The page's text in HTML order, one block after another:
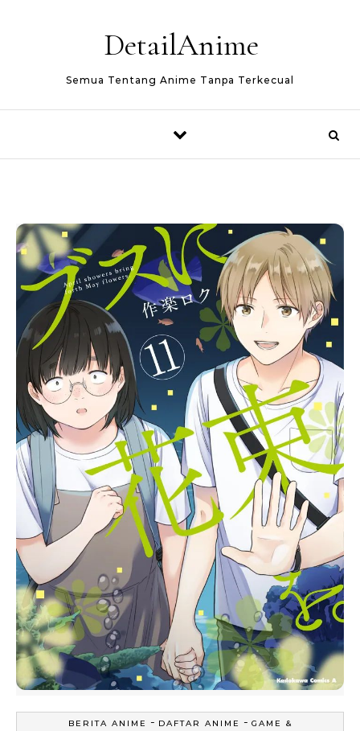
DetailAnime
Semua Tentang Anime Tanpa Terkecual
BERITA ANIME - DAFTAR ANIME - GAME &